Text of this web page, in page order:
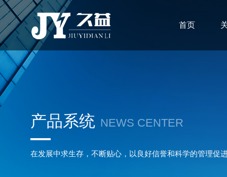
首页
产品系统 NEWS CENTER
在发展中求生存，不断贴心，以良好信誉和科学的管理促